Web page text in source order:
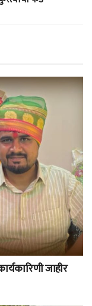
जाहीर